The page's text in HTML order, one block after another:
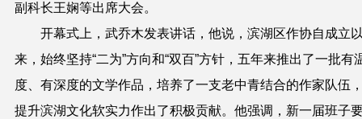
副科长王娴等出席大会。
开幕式上， 武乔木发表讲话 ， 他说，滨湖区作协自成立
来，始终坚持“二为”方向和“双百”方针，五年来推出了一批有
度、有深度的文学作品，培养了一支老中青结合的作家队伍
提升滨湖文化软实力作出了积极贡献。他强调，新一届班子